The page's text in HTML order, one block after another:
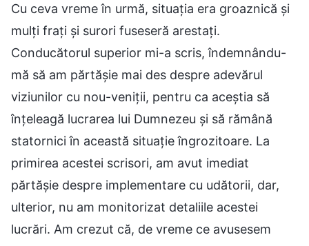
Cu ceva vreme în urmă, situația era groaznică și
mulți frați și surori fuseseră arestați.
Conducătorul superior mi-a scris, îndemnându-
mă să am părtășie mai des despre adevărul
viziunilor cu nou-veniții, pentru ca aceștia să
înțeleagă lucrarea lui Dumnezeu și să rămână
statornici în această situație îngrozitoare. La
primirea acestei scrisori, am avut imediat
părtășie despre implementare cu udătorii, dar,
ulterior, nu am monitorizat detaliile acestei
lucrări. Am crezut că, de vreme ce avusesem